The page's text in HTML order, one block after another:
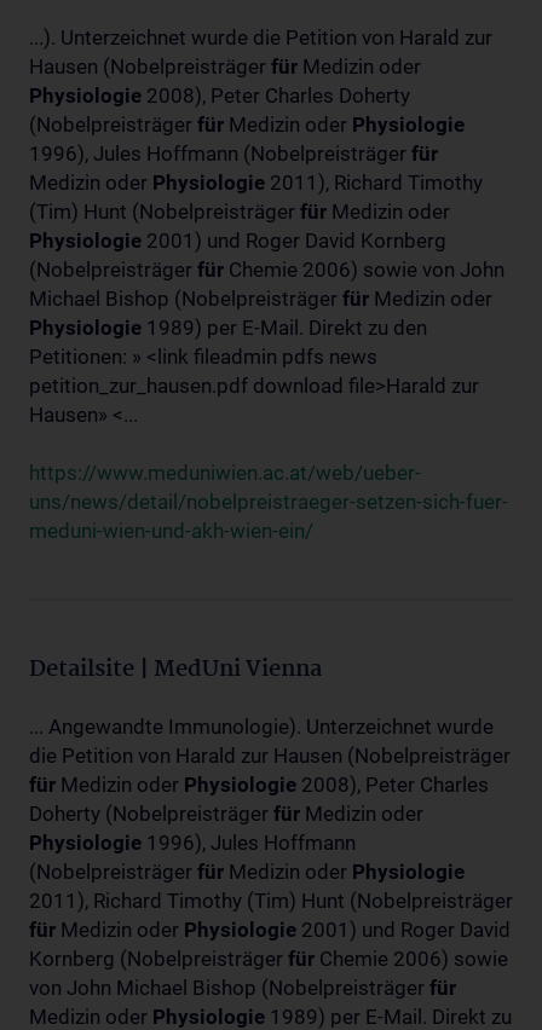
...). Unterzeichnet wurde die Petition von Harald zur
Hausen (Nobelpreisträger für Medizin oder
Physiologie 2008), Peter Charles Doherty
(Nobelpreisträger für Medizin oder Physiologie
1996), Jules Hoffmann (Nobelpreisträger für
Medizin oder Physiologie 2011), Richard Timothy
(Tim) Hunt (Nobelpreisträger für Medizin oder
Physiologie 2001) und Roger David Kornberg
(Nobelpreisträger für Chemie 2006) sowie von John
Michael Bishop (Nobelpreisträger für Medizin oder
Physiologie 1989) per E-Mail. Direkt zu den
Petitionen: » <link fileadmin pdfs news
petition_zur_hausen.pdf download file>Harald zur
Hausen» <...
https://www.meduniwien.ac.at/web/ueber-
uns/news/detail/nobelpreistraeger-setzen-sich-fuer-
meduni-wien-und-akh-wien-ein/
Detailsite | MedUni Vienna
... Angewandte Immunologie). Unterzeichnet wurde
die Petition von Harald zur Hausen (Nobelpreisträger
für Medizin oder Physiologie 2008), Peter Charles
Doherty (Nobelpreisträger für Medizin oder
Physiologie 1996), Jules Hoffmann
(Nobelpreisträger für Medizin oder Physiologie
2011), Richard Timothy (Tim) Hunt (Nobelpreisträger
für Medizin oder Physiologie 2001) und Roger David
Kornberg (Nobelpreisträger für Chemie 2006) sowie
von John Michael Bishop (Nobelpreisträger für
Medizin oder Physiologie 1989) per E-Mail. Direkt zu